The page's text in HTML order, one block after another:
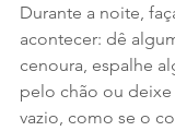
Durante a noite,
acontecer: dê
cenoura, espalhe
pelo chão ou
vazio, como se o